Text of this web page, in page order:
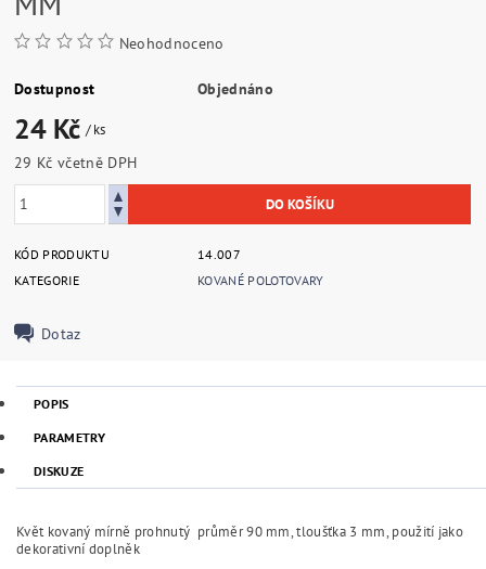
Neohodnoceno
Dostupnost Objednáno
24 Kč/ ks
29 Kč včetně DPH
KÓD PRODUKTU
14.007
KATEGORIE
KOVANÉ POLOTOVARY
Dotaz
POPIS
PARAMETRY
DISKUZE
Květ kovaný mírně prohnutý průměr 90 mm, tloušťka 3 mm, použití jako
dekorativní doplněk